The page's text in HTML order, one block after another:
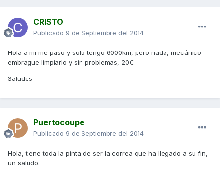
CRISTO
Publicado 9 de Septiembre del 2014
Hola a mi me paso y solo tengo 6000km, pero nada, mecánico
embrague limpiarlo y sin problemas, 20€
Saludos
Puertocoupe
Publicado 9 de Septiembre del 2014
Hola, tiene toda la pinta de ser la correa que ha llegado a su fin,
un saludo.